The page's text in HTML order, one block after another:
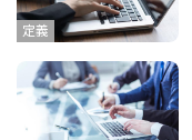
定義